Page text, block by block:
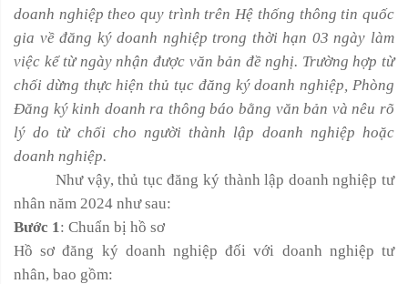
doanh nghiệp theo quy trình trên Hệ thống thông tin quốc
gia về đăng ký doanh nghiệp trong thời hạn 03 ngày làm
việc kể từ ngày nhận được văn bản đề nghị. Trường hợp từ
chối dừng thực hiện thủ tục đăng ký doanh nghiệp, Phòng
Đăng ký kinh doanh ra thông báo bằng văn bản và nêu rõ
lý do từ chối cho người thành lập doanh nghiệp hoặc
doanh nghiệp.
Như vậy, thủ tục đăng ký thành lập doanh nghiệp tư
nhân năm 2024 như sau:
Bước 1: Chuẩn bị hồ sơ
Hồ sơ đăng ký doanh nghiệp đối với doanh nghiệp tư
nhân, bao gồm: